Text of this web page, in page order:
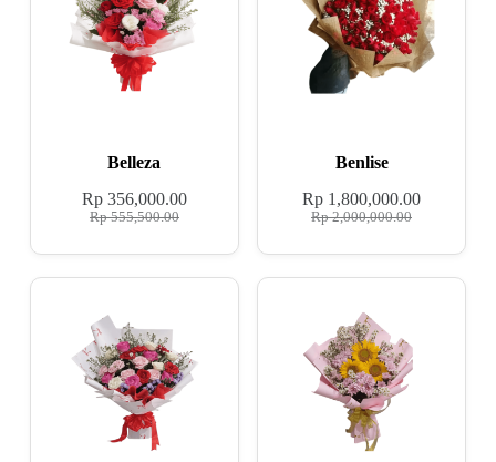
Belleza
Rp555,500.00
Rp356,000.00
Benlise
Rp2,000,000.00
Rp 1,800,000.00